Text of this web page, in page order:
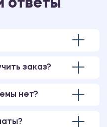
ответы
заказ?
нет?